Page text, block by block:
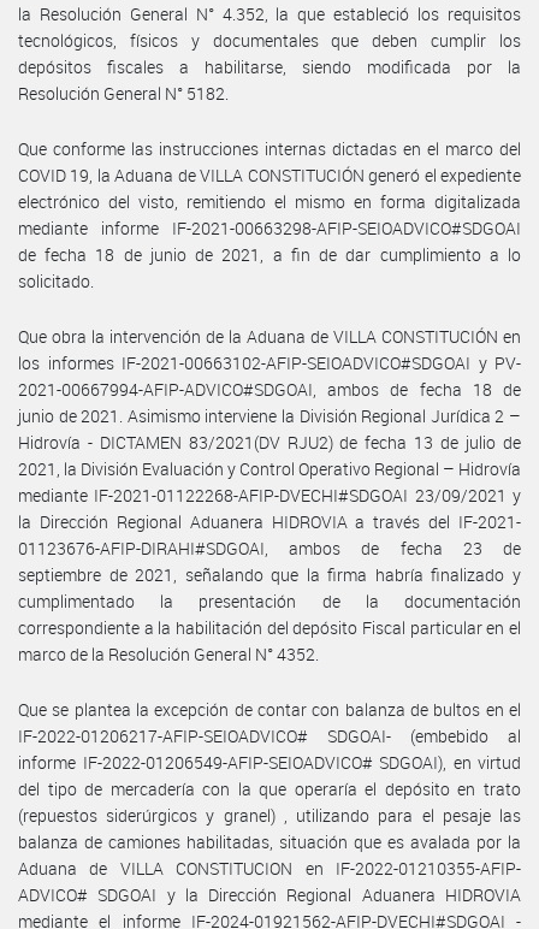
la Resolución General N° 4.352, la que estableció los requisitos
tecnológicos, físicos y documentales que deben cumplir los
depósitos fiscales a habilitarse, siendo modificada por la
Resolución General N° 5182.
Que conforme las instrucciones internas dictadas en el marco del
COVID 19, la Aduana de VILLA CONSTITUCIÓN generó el expediente
electrónico del visto, remitiendo el mismo en forma digitalizada
mediante informe IF-2021-00663298-AFIP-SEIOADVICO#SDGOAI
de fecha 18 de junio de 2021, a fin de dar cumplimiento a lo
solicitado.
Que obra la intervención de la Aduana de VILLA CONSTITUCIÓN en
los informes IF-2021-00663102-AFIP-SEIOADVICO#SDGOAI y PV-
2021-00667994-AFIP-ADVICO#SDGOAI, ambos de fecha 18 de
junio de 2021. Asimismo interviene la División Regional Jurídica 2 –
Hidrovía - DICTAMEN 83/2021(DV RJU2) de fecha 13 de julio de
2021, la División Evaluación y Control Operativo Regional – Hidrovía
mediante IF-2021-01122268-AFIP-DVECHI#SDGOAI 23/09/2021 y
la Dirección Regional Aduanera HIDROVIA a través del IF-2021-
01123676-AFIP-DIRAHI#SDGOAI, ambos de fecha 23 de
septiembre de 2021, señalando que la firma habría finalizado y
cumplimentado la presentación de la documentación
correspondiente a la habilitación del depósito Fiscal particular en el
marco de la Resolución General N° 4352.
Que se plantea la excepción de contar con balanza de bultos en el
IF-2022-01206217-AFIP-SEIOADVICO# SDGOAI- (embebido al
informe IF-2022-01206549-AFIP-SEIOADVICO# SDGOAI), en virtud
del tipo de mercadería con la que operaría el depósito en trato
(repuestos siderúrgicos y granel) , utilizando para el pesaje las
balanza de camiones habilitadas, situación que es avalada por la
Aduana de VILLA CONSTITUCION en IF-2022-01210355-AFIP-
ADVICO# SDGOAI y la Dirección Regional Aduanera HIDROVIA
mediante el informe IF-2024-01921562-AFIP-DVECHI#SDGOAI -